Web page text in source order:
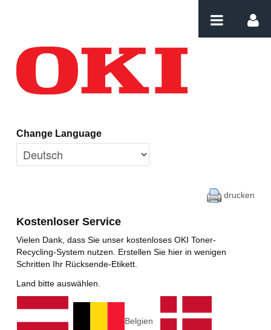
Change Language
drucken
Kostenloser Service
Vielen Dank, dass Sie unser kostenloses OKI Toner-
Recycling-System nutzen. Erstellen Sie hier in wenigen
Schritten Ihr Rücksende-Etikett.
Land bitte auswählen.
Belgien